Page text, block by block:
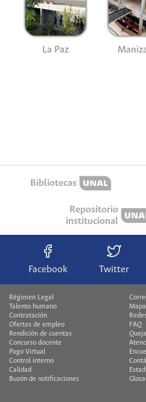
La Paz
Bibliotecas
Repositorio
institucional
Facebook Twitter
Régimen Legal
Talento humano
Contratación
Ofertas de empleo
Rendición de cuentas
Concurso docente
Pago Virtual
Control interno
Calidad
Buzón de notificaciones
FAQ